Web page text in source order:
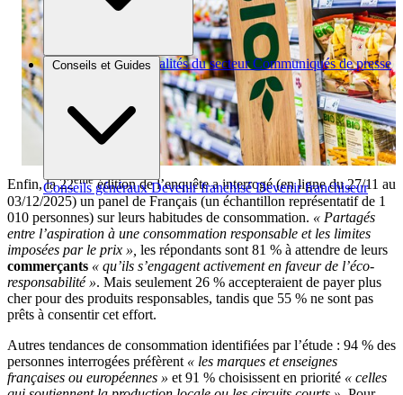
Brèves et actus Actualités du secteur Communiqués de presse
Conseils et Guides
Conseils généraux Devenir franchisé Devenir franchiseur
Enfin, la 22èmeédition de l’enquête a interrogé (en ligne du 27/11 au
03/12/2025) un panel de Français (un échantillon représentatif de 1
010 personnes) sur leurs habitudes de consommation. « Partagés
entre l’aspiration à une consommation responsable et les limites
imposées par le prix », les répondants sont 81 % à attendre de leurs
commerçants « qu’ils s’engagent activement en faveur de l’éco-
responsabilité ». Mais seulement 26 % accepteraient de payer plus
cher pour des produits responsables, tandis que 55 % ne sont pas
prêts à consentir cet effort.
Autres tendances de consommation identifiées par l’étude : 94 % des
personnes interrogées préfèrent « les marques et enseignes
françaises ou européennes » et 91 % choisissent en priorité « celles